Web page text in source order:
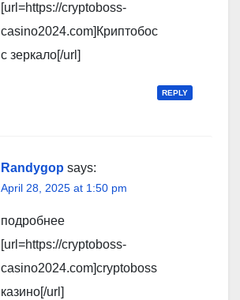
[url=https://cryptoboss-
casino2024.com]Криптобос
с зеркало[/url]
REPLY
Randygop says:
April 28, 2025 at 1:50 pm
подробнее
[url=https://cryptoboss-
casino2024.com]cryptoboss
казино[/url]